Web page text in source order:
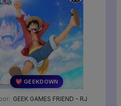
💖 GEEKDOWN
GEEK GAMES FRIEND - RJ